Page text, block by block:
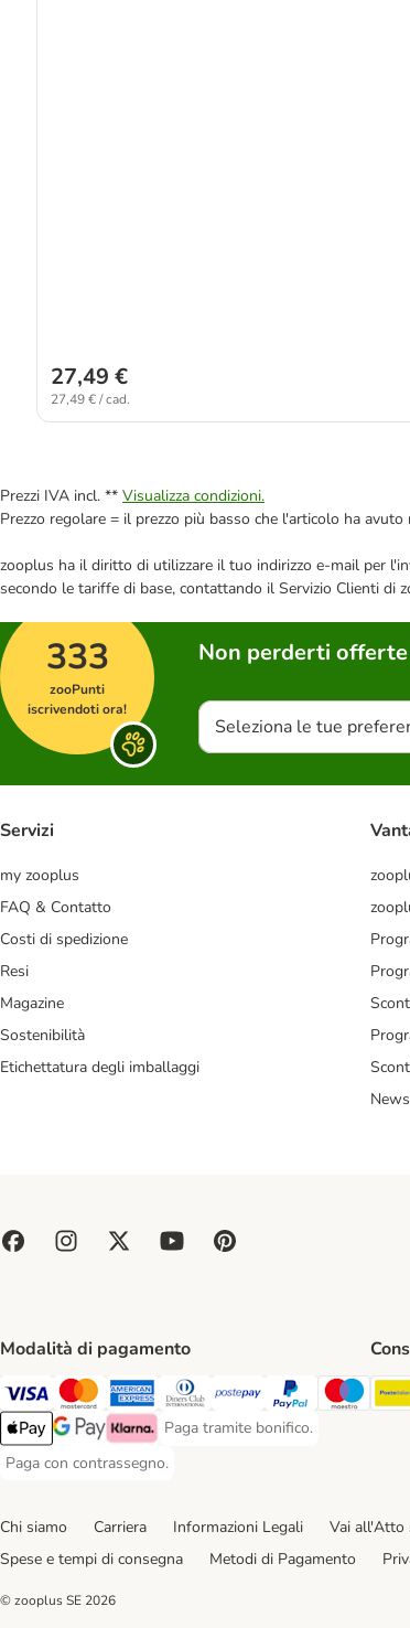
27,49 €
27,49 € / cad.
Prezzi IVA incl. ** Visualizza condizioni.
Prezzo regolare = il prezzo più basso che l'articolo ha
zooplus ha il diritto di utilizzare il tuo indirizzo e-mail per
secondo le tariffe di base, contattando il Servizio Clienti di
333
zooPunti
iscrivendoti ora!
Non perderti offerte
Seleziona le tue
Servizi
my zooplus
FAQ & Contatto
Costi di spedizione
Resi
Magazine
Sostenibilità
Etichettatura degli imballaggi
Modalità di pagamento
Paga con Visa. Payment Method
Paga con Mastercard. Payment Method
Paga con American Express. Payment
Paga con Diners Club. Payment
Paga con Postepay. Payment
Paga con PayPal.
Paga con
Apple Pay Payment Method
Google Pay Payment Method
Klarna Payment Method
Paga tramite bonifico.
Paga tramite bonifico. Payment
Paga con contrassegno.
Paga con contrassegno. Payment Method
Chi siamo Carriera Informazioni Legali Vai all'Atto
Spese e tempi di consegna
Metodi di Pagamento
© zooplus SE 2026